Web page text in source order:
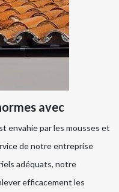
avec
envahie par les mousses et
de notre entreprise
adéquats, notre
efficacement les